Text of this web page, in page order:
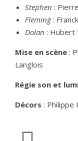
Stephen :
Fleming:
Dolan : Hubert
Mise en scène :
Langlois
Régie son et
Décors : Philippe